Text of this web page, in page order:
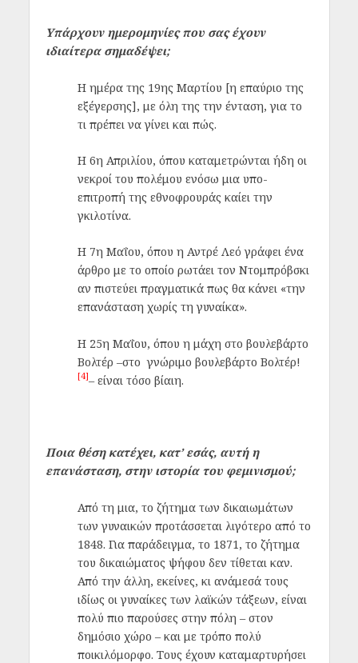
Υπάρχουν ημερομηνίες που σας έχουν
ιδιαίτερα σημαδέψει;
Η ημέρα της 19ης Μαρτίου [η επαύριο της
εξέγερσης], με όλη της την ένταση, για το
τι πρέπει να γίνει και πώς.
Η 6η Απριλίου, όπου καταμετρώνται ήδη οι
νεκροί του πολέμου ενόσω μια υπο-
επιτροπή της εθνοφρουράς καίει την
γκιλοτίνα.
Η 7η Μαΐου, όπου η Αντρέ Λεό γράφει ένα
άρθρο με το οποίο ρωτάει τον Ντομπρόβσκι
αν πιστεύει πραγματικά πως θα κάνει «την
επανάσταση χωρίς τη γυναίκα».
Η 25η Μαΐου, όπου η μάχη στο βουλεβάρτο
Βολτέρ –στο γνώριμο βουλεβάρτο Βολτέρ!
[4]– είναι τόσο βίαιη.
Ποια θέση κατέχει, κατ’ εσάς, αυτή η
επανάσταση, στην ιστορία του φεμινισμού;
Από τη μια, το ζήτημα των δικαιωμάτων
των γυναικών προτάσσεται λιγότερο από το
1848. Για παράδειγμα, το 1871, το ζήτημα
του δικαιώματος ψήφου δεν τίθεται καν.
Από την άλλη, εκείνες, κι ανάμεσά τους
ιδίως οι γυναίκες των λαϊκών τάξεων, είναι
πολύ πιο παρούσες στην πόλη – στον
δημόσιο χώρο – και με τρόπο πολύ
ποικιλόμορφο. Τους έχουν καταμαρτυρήσει